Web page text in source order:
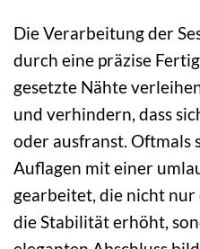
Die Verarbeitung der
durch eine präzise
gesetzte Nähte
und verhindern, dass
oder ausfranst. Oftmals
Auflagen mit einer
gearbeitet, die nicht
die Stabilität erhöht,